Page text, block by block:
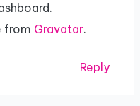
from Gravatar.
Reply